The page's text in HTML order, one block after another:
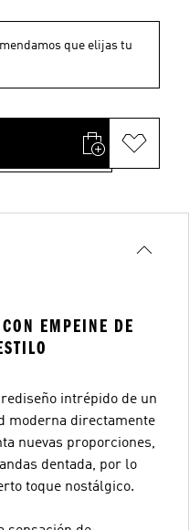
que elijas tu
EMPEINE DE
intrépido de un
moderna directamente
nuevas proporciones,
dentada, por lo
toque nostálgico.